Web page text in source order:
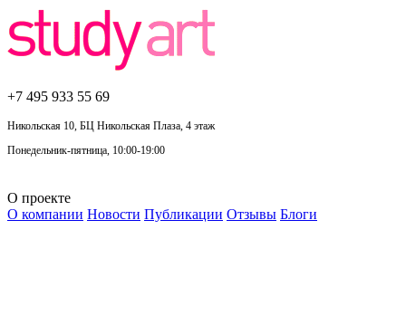
+7 495 933 55 69
Никольская 10, БЦ Никольская Плаза, 4 этаж
Понедельник-пятница, 10:00-19:00
О проекте
О компании Новости Публикации Отзывы Блоги